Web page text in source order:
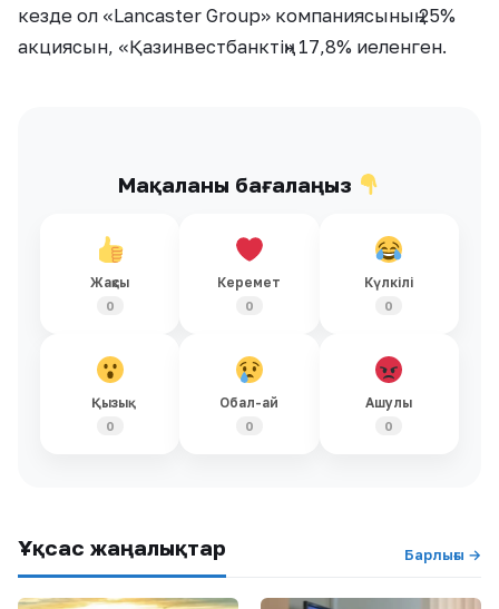
кезде ол «Lancaster Group» компаниясының 25%
акциясын, «Қазинвестбанктің» 17,8% иеленген.
Мақаланы бағалаңыз
Жақсы
0
Керемет
0
Күлкілі
0
Қызық
0
Обал-ай
0
Ашулы
0
Ұқсас жаңалықтар Барлығы →